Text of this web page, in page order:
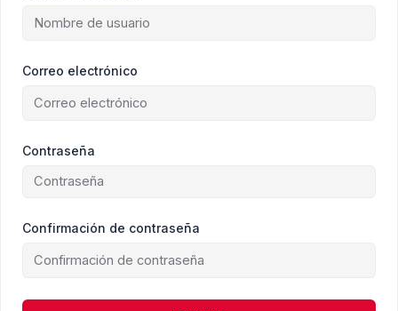
Correo electrónico
Contraseña
Confirmación de contraseña